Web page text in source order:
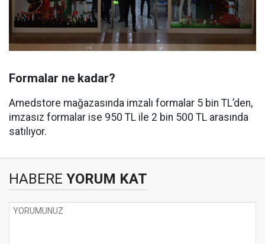
Formalar ne kadar?
Amedstore mağazasında imzalı formalar 5 bin TL’den,
imzasız formalar ise 950 TL ile 2 bin 500 TL arasında
satılıyor.
HABERE YORUM KAT